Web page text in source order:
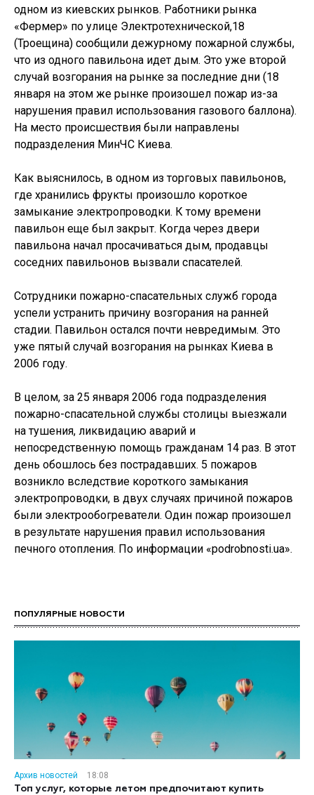
одном из киевских рынков. Работники рынка
«Фермер» по улице Электротехнической,18
(Троещина) сообщили дежурному пожарной службы,
что из одного павильона идет дым. Это уже второй
случай возгорания на рынке за последние дни (18
января на этом же рынке произошел пожар из-за
нарушения правил использования газового баллона).
На место происшествия были направлены
подразделения МинЧС Киева.
Как выяснилось, в одном из торговых павильонов,
где хранились фрукты произошло короткое
замыкание электропроводки. К тому времени
павильон еще был закрыт. Когда через двери
павильона начал просачиваться дым, продавцы
соседних павильонов вызвали спасателей.
Сотрудники пожарно-спасательных служб города
успели устранить причину возгорания на ранней
стадии. Павильон остался почти невредимым. Это
уже пятый случай возгорания на рынках Киева в
2006 году.
В целом, за 25 января 2006 года подразделения
пожарно-спасательной службы столицы выезжали
на тушения, ликвидацию аварий и
непосредственную помощь гражданам 14 раз. В этот
день обошлось без пострадавших. 5 пожаров
возникло вследствие короткого замыкания
электропроводки, в двух случаях причиной пожаров
были электрообогреватели. Один пожар произошел
в результате нарушения правил использования
печного отопления. По информации «podrobnosti.ua».
ПОПУЛЯРНЫЕ НОВОСТИ
Архив новостей
18:08
Топ услуг, которые летом предпочитают купить